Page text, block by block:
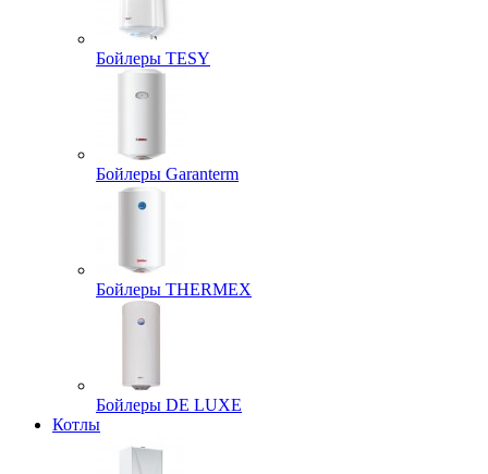
Бойлеры TESY
Бойлеры Garanterm
Бойлеры THERMEX
Бойлеры DE LUXE
Котлы